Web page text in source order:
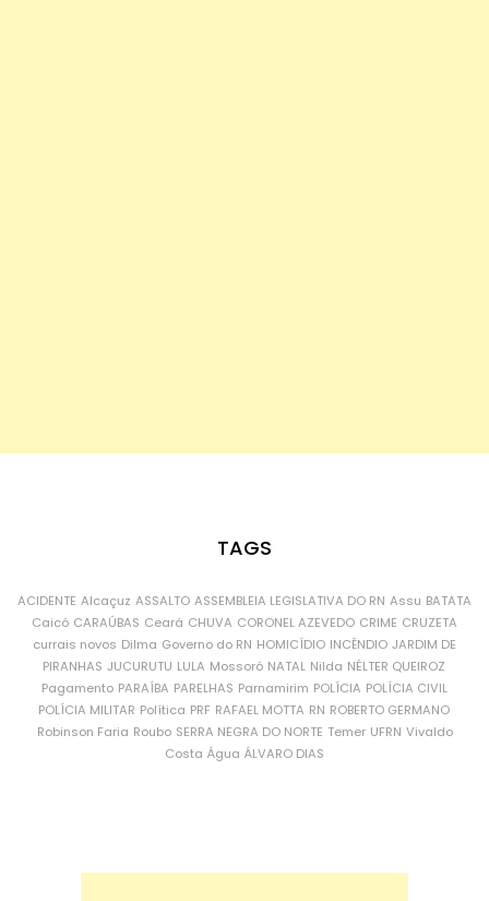
TAGS
ACIDENTE Alcaçuz ASSALTO ASSEMBLEIA LEGISLATIVA DO RN Assu BATATA
Caicó CARAÚBAS Ceará CHUVA CORONEL AZEVEDO CRIME CRUZETA
currais novos Dilma Governo do RN HOMICÍDIO INCÊNDIO JARDIM DE
PIRANHAS JUCURUTU LULA Mossoró NATAL Nilda NÉLTER QUEIROZ
Pagamento PARAÍBA PARELHAS Parnamirim POLÍCIA POLÍCIA CIVIL
POLÍCIA MILITAR Política PRF RAFAEL MOTTA RN ROBERTO GERMANO
Robinson Faria Roubo SERRA NEGRA DO NORTE Temer UFRN Vivaldo
Costa Água ÁLVARO DIAS